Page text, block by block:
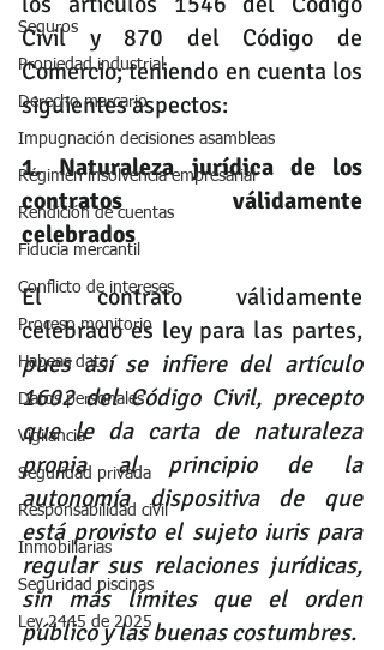
Seguros
Propiedad industrial
Derecho marcario
Impugnación decisiones asambleas
Régimen insolvencia empresarial
Rendición de cuentas
Fiducia mercantil
Conflicto de intereses
Proceso monitorio
Habeas data
Datos personales
Vigilancia
Seguridad privada
Responsabilidad civil
Inmobiliarias
Seguridad piscinas
Ley 2445 de 2025
Civil y 870 del Código de
Comercio; teniendo en cuenta los
siguientes aspectos:
1. Naturaleza jurídica de los
contratos válidamente
celebrados
El contrato válidamente
pues así se infiere del artículo
1602 del Código Civil, precepto
que le da carta de naturaleza
propia al principio de la
autonomía dispositiva de que
está provisto el sujeto iuris para
regular sus relaciones jurídicas,
sin más límites que el orden
público y las buenas costumbres.